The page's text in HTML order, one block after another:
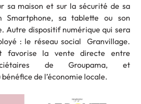
sa maison et sur la sécurité de sa
Smartphone, sa tablette ou son
Autre dispositif numérique qui sera
: le réseau social Granvillage.
favorise la vente directe entre
de Groupama, et
de l’économie locale.